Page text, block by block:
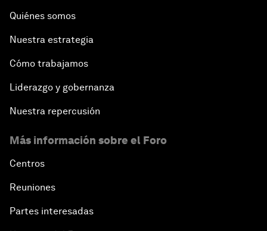
Quiénes somos
Nuestra estrategia
Cómo trabajamos
Liderazgo y gobernanza
Nuestra repercusión
Más información sobre el Foro
Centros
Reuniones
Partes interesadas